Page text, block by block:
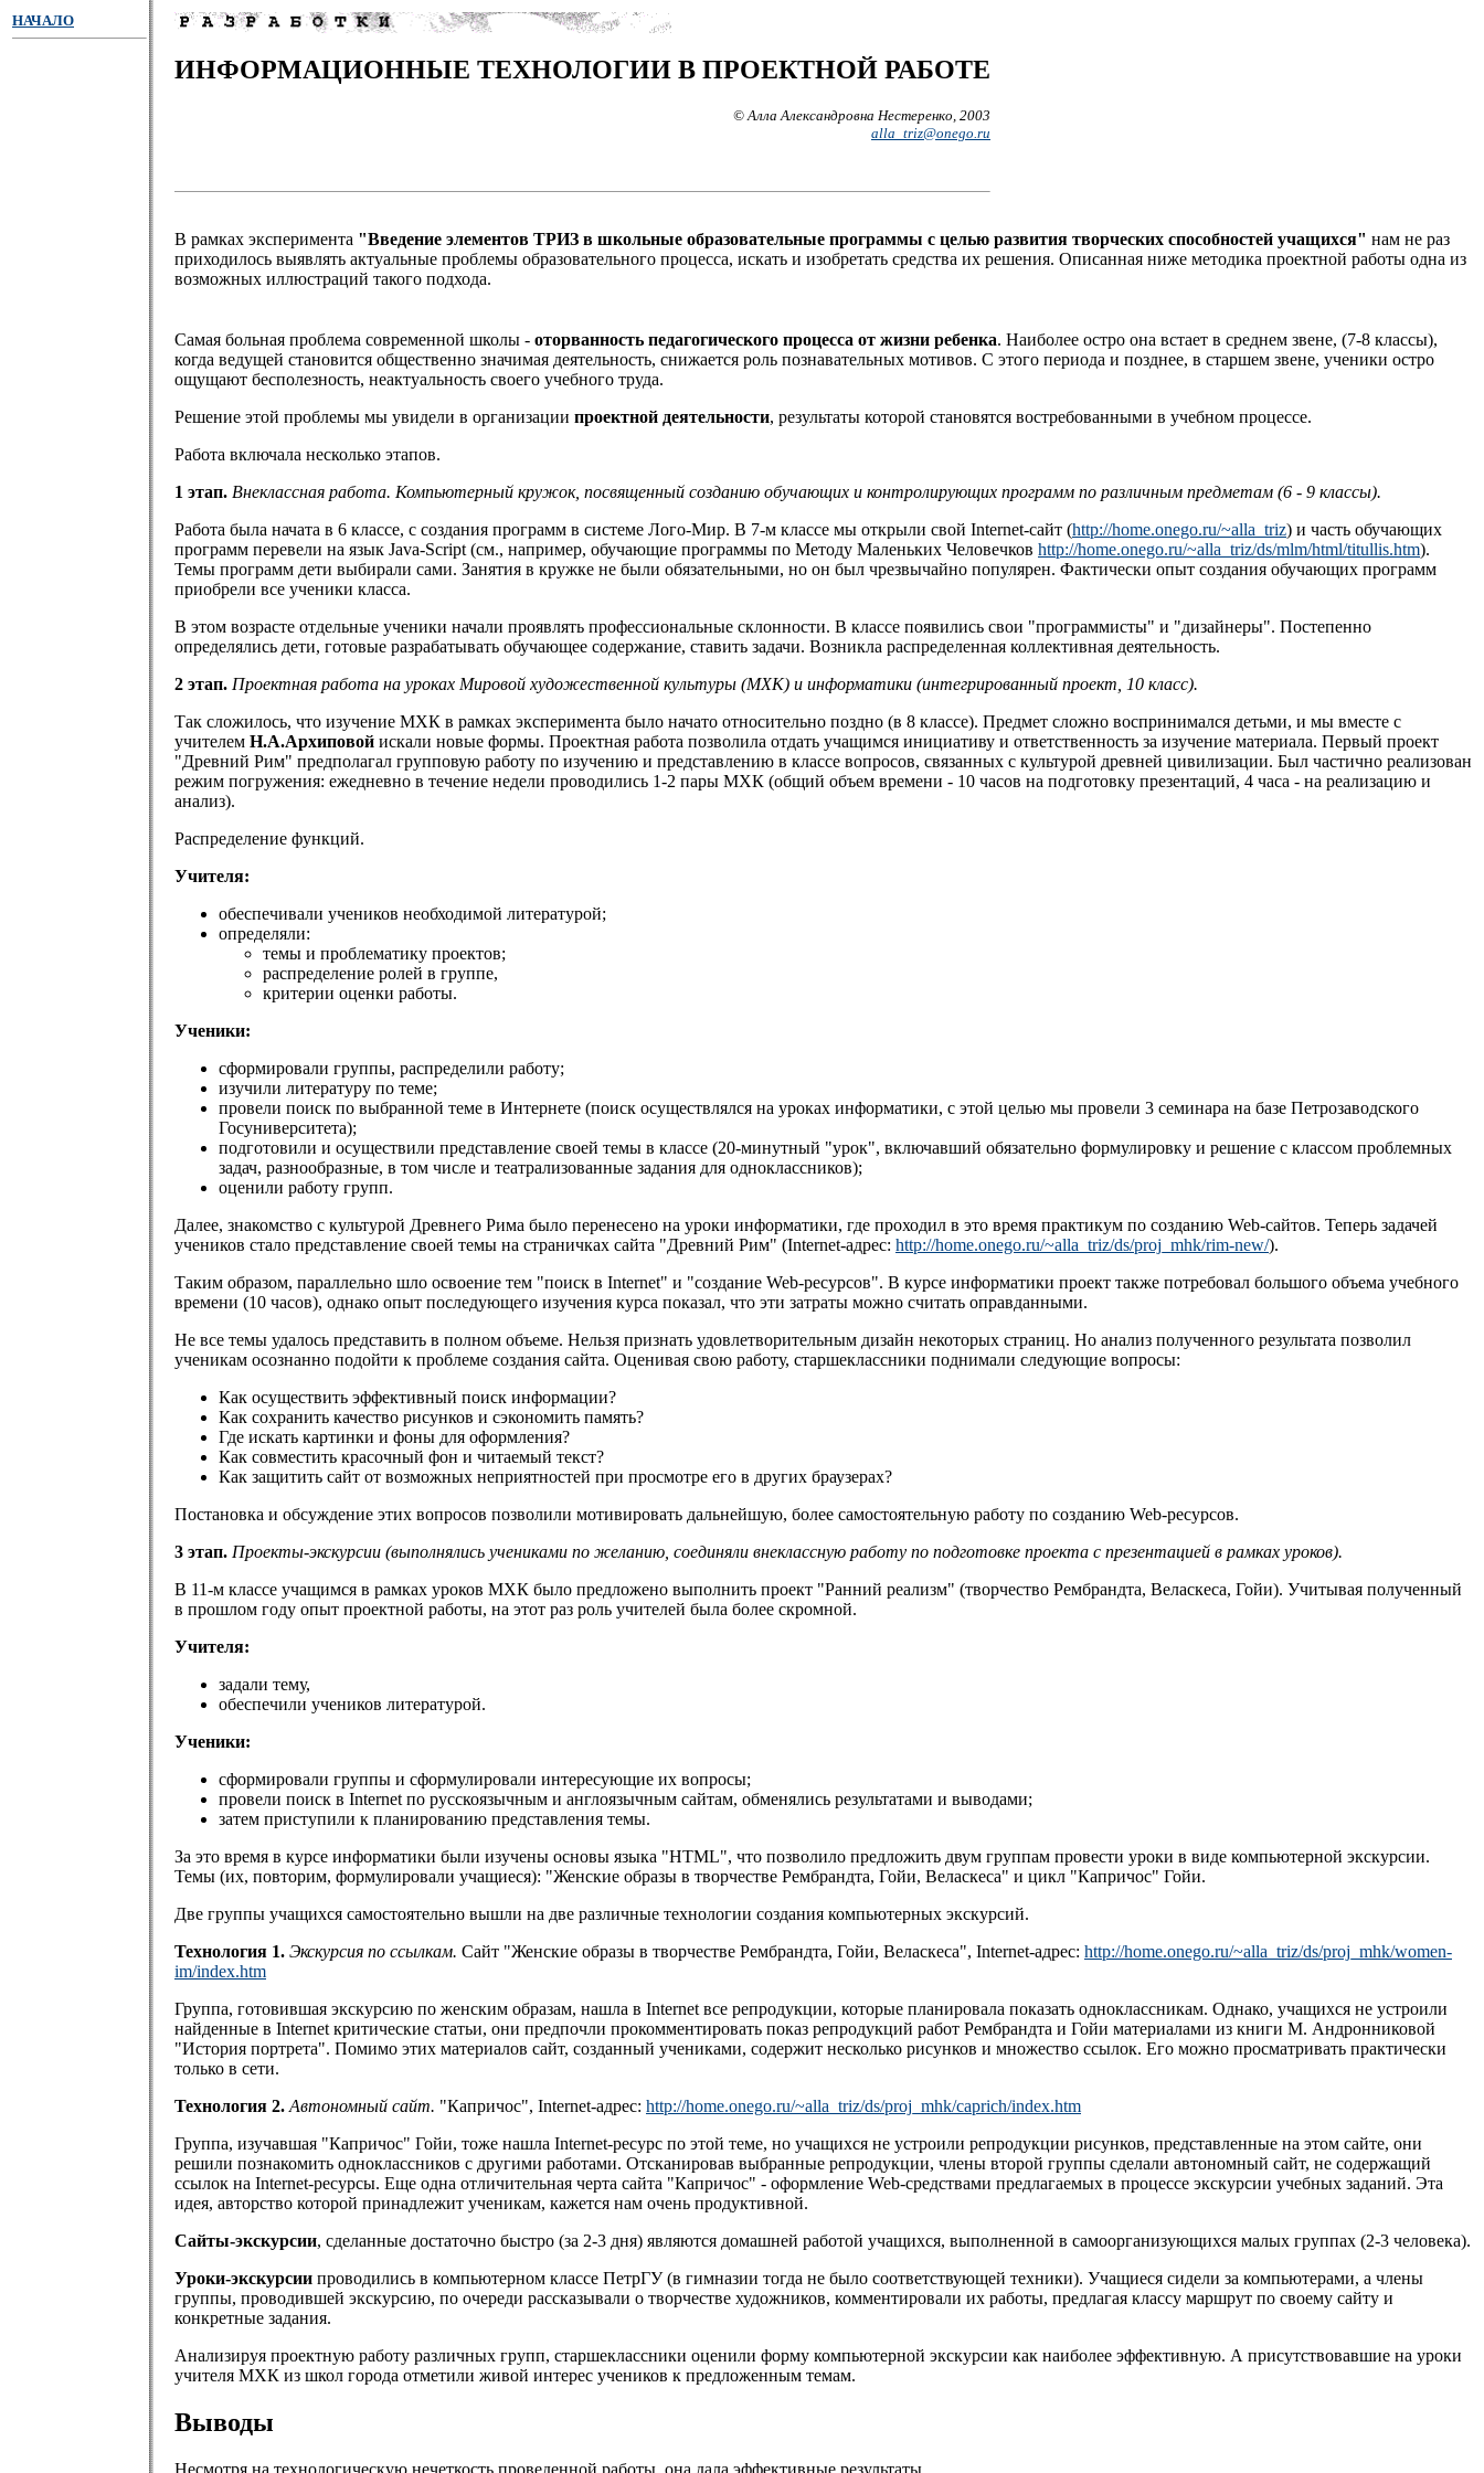
НАЧАЛО
ИНФОРМАЦИОННЫЕ ТЕХНОЛОГИИ В ПРОЕКТНОЙ РАБОТЕ
© Алла Александровна Нестеренко, 2003
alla_triz@onego.ru
В рамках эксперимента "Введение элементов ТРИЗ в школьные образовательные программы с целью развития творческих способностей учащихся" нам не раз
приходилось выявлять актуальные проблемы образовательного процесса, искать и изобретать средства их решения. Описанная ниже методика проектной работы одна из
возможных иллюстраций такого подхода.
Самая больная проблема современной школы - оторванность педагогического процесса от жизни ребенка. Наиболее остро она встает в среднем звене, (7-8 классы),
когда ведущей становится общественно значимая деятельность, снижается роль познавательных мотивов. С этого периода и позднее, в старшем звене, ученики остро
ощущают бесполезность, неактуальность своего учебного труда.
Решение этой проблемы мы увидели в организации проектной деятельности, результаты которой становятся востребованными в учебном процессе.
Работа включала несколько этапов.
1 этап. Внеклассная работа. Компьютерный кружок, посвященный созданию обучающих и контролирующих программ по различным предметам (6 - 9 классы).
Работа была начата в 6 классе, с создания программ в системе Лого-Мир. В 7-м классе мы открыли свой Internet-сайт (http://home.onego.ru/~alla_triz) и часть обучающих
программ перевели на язык Java-Script (см., например, обучающие программы по Методу Маленьких Человечков http://home.onego.ru/~alla_triz/ds/mlm/html/titullis.htm).
Темы программ дети выбирали сами. Занятия в кружке не были обязательными, но он был чрезвычайно популярен. Фактически опыт создания обучающих программ
приобрели все ученики класса.
В этом возрасте отдельные ученики начали проявлять профессиональные склонности. В классе появились свои "программисты" и "дизайнеры". Постепенно
определялись дети, готовые разрабатывать обучающее содержание, ставить задачи. Возникла распределенная коллективная деятельность.
2 этап. Проектная работа на уроках Мировой художественной культуры (МХК) и информатики (интегрированный проект, 10 класс).
Так сложилось, что изучение МХК в рамках эксперимента было начато относительно поздно (в 8 классе). Предмет сложно воспринимался детьми, и мы вместе с
учителем Н.А.Архиповой искали новые формы. Проектная работа позволила отдать учащимся инициативу и ответственность за изучение материала. Первый проект
"Древний Рим" предполагал групповую работу по изучению и представлению в классе вопросов, связанных с культурой древней цивилизации. Был частично реализован
режим погружения: ежедневно в течение недели проводились 1-2 пары МХК (общий объем времени - 10 часов на подготовку презентаций, 4 часа - на реализацию и
анализ).
Распределение функций.
Учителя:
обеспечивали учеников необходимой литературой;
определяли:
темы и проблематику проектов;
распределение ролей в группе,
критерии оценки работы.
Ученики:
сформировали группы, распределили работу;
изучили литературу по теме;
провели поиск по выбранной теме в Интернете (поиск осуществлялся на уроках информатики, с этой целью мы провели 3 семинара на базе Петрозаводского
Госуниверситета);
подготовили и осуществили представление своей темы в классе (20-минутный "урок", включавший обязательно формулировку и решение с классом проблемных
задач, разнообразные, в том числе и театрализованные задания для одноклассников);
оценили работу групп.
Далее, знакомство с культурой Древнего Рима было перенесено на уроки информатики, где проходил в это время практикум по созданию Web-сайтов. Теперь задачей
учеников стало представление своей темы на страничках сайта "Древний Рим" (Internet-адрес: http://home.onego.ru/~alla_triz/ds/proj_mhk/rim-new/).
Таким образом, параллельно шло освоение тем "поиск в Internet" и "создание Web-ресурсов". В курсе информатики проект также потребовал большого объема учебного
времени (10 часов), однако опыт последующего изучения курса показал, что эти затраты можно считать оправданными.
Не все темы удалось представить в полном объеме. Нельзя признать удовлетворительным дизайн некоторых страниц. Но анализ полученного результата позволил
ученикам осознанно подойти к проблеме создания сайта. Оценивая свою работу, старшеклассники поднимали следующие вопросы:
Как осуществить эффективный поиск информации?
Как сохранить качество рисунков и сэкономить память?
Где искать картинки и фоны для оформления?
Как совместить красочный фон и читаемый текст?
Как защитить сайт от возможных неприятностей при просмотре его в других браузерах?
Постановка и обсуждение этих вопросов позволили мотивировать дальнейшую, более самостоятельную работу по созданию Web-ресурсов.
3 этап. Проекты-экскурсии (выполнялись учениками по желанию, соединяли внеклассную работу по подготовке проекта с презентацией в рамках уроков).
В 11-м классе учащимся в рамках уроков МХК было предложено выполнить проект "Ранний реализм" (творчество Рембрандта, Веласкеса, Гойи). Учитывая полученный
в прошлом году опыт проектной работы, на этот раз роль учителей была более скромной.
Учителя:
задали тему,
обеспечили учеников литературой.
Ученики:
сформировали группы и сформулировали интересующие их вопросы;
провели поиск в Internet по русскоязычным и англоязычным сайтам, обменялись результатами и выводами;
затем приступили к планированию представления темы.
За это время в курсе информатики были изучены основы языка "HTML", что позволило предложить двум группам провести уроки в виде компьютерной экскурсии.
Темы (их, повторим, формулировали учащиеся): "Женские образы в творчестве Рембрандта, Гойи, Веласкеса" и цикл "Капричос" Гойи.
Две группы учащихся самостоятельно вышли на две различные технологии создания компьютерных экскурсий.
Технология 1. Экскурсия по ссылкам. Сайт "Женские образы в творчестве Рембрандта, Гойи, Веласкеса", Internet-адрес: http://home.onego.ru/~alla_triz/ds/proj_mhk/women-
im/index.htm
Группа, готовившая экскурсию по женским образам, нашла в Internet все репродукции, которые планировала показать одноклассникам. Однако, учащихся не устроили
найденные в Internet критические статьи, они предпочли прокомментировать показ репродукций работ Рембрандта и Гойи материалами из книги М. Андронниковой
"История портрета". Помимо этих материалов сайт, созданный учениками, содержит несколько рисунков и множество ссылок. Его можно просматривать практически
только в сети.
Технология 2. Автономный сайт. "Капричос", Internet-адрес: http://home.onego.ru/~alla_triz/ds/proj_mhk/caprich/index.htm
Группа, изучавшая "Капричос" Гойи, тоже нашла Internet-ресурс по этой теме, но учащихся не устроили репродукции рисунков, представленные на этом сайте, они
решили познакомить одноклассников с другими работами. Отсканировав выбранные репродукции, члены второй группы сделали автономный сайт, не содержащий
ссылок на Internet-ресурсы. Еще одна отличительная черта сайта "Капричос" - оформление Web-средствами предлагаемых в процессе экскурсии учебных заданий. Эта
идея, авторство которой принадлежит ученикам, кажется нам очень продуктивной.
Сайты-экскурсии, сделанные достаточно быстро (за 2-3 дня) являются домашней работой учащихся, выполненной в самоорганизующихся малых группах (2-3 человека).
Уроки-экскурсии проводились в компьютерном классе ПетрГУ (в гимназии тогда не было соответствующей техники). Учащиеся сидели за компьютерами, а члены
группы, проводившей экскурсию, по очереди рассказывали о творчестве художников, комментировали их работы, предлагая классу маршрут по своему сайту и
конкретные задания.
Анализируя проектную работу различных групп, старшеклассники оценили форму компьютерной экскурсии как наиболее эффективную. А присутствовавшие на уроки
учителя МХК из школ города отметили живой интерес учеников к предложенным темам.
Выводы
Несмотря на технологическую нечеткость проведенной работы, она дала эффективные результаты.